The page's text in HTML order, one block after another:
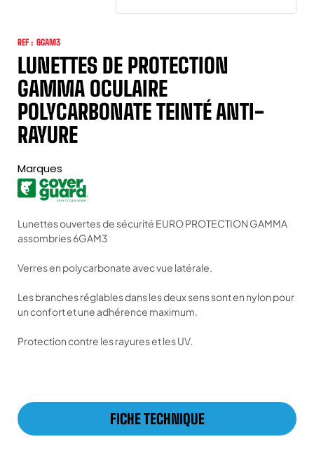
REF : 6GAM3
LUNETTES DE PROTECTION
GAMMA OCULAIRE
POLYCARBONATE TEINTÉ ANTI-
RAYURE
Marques
Lunettes ouvertes de sécurité EURO PROTECTION GAMMA
assombries 6GAM3
Verres en polycarbonate avec vue latérale.
Les branches réglables dans les deux sens sont en nylon pour
un confort et une adhérence maximum.
Protection contre les rayures et les UV.
FICHE TECHNIQUE